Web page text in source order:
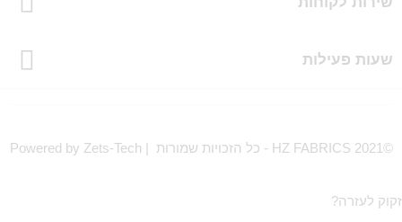
שעות פעילות
©HZ FABRICS 2021 - כל הזכויות שמורות | Powered by Zets-Tech
זקוק לעזרה?